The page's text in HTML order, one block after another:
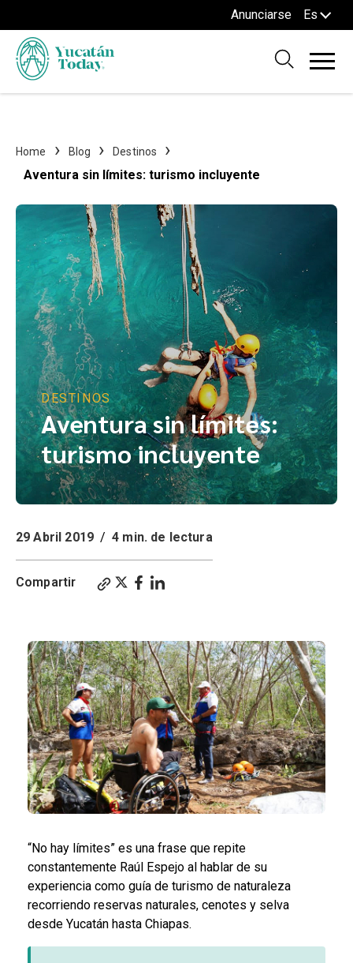
Anunciarse Es
Home Blog Destinos
Aventura sin límites: turismo incluyente
DESTINOS
Aventura sin límites:
turismo incluyente
29 Abril 2019 / 4 min. de lectura
Compartir
“No hay límites” es una frase que repite
constantemente Raúl Espejo al hablar de su
experiencia como guía de turismo de naturaleza
recorriendo reservas naturales, cenotes y selva
desde Yucatán hasta Chiapas.